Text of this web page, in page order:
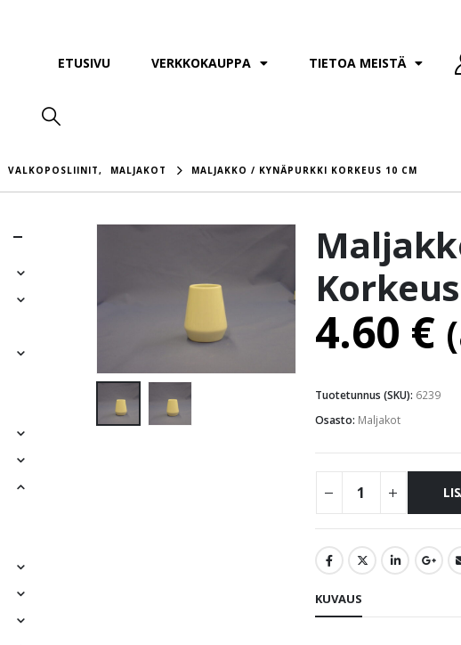
ETUSIVU VERKKOKAUPPA TIETOA MEISTÄ
VALKOPOSLIINIT, MALJAKOT MALJAKKO / KYNÄPURKKI KORKEUS 10 CM
4.60 €
Tuotetunnus (SKU): 6239
Osasto: Maljakot
KUVAUS